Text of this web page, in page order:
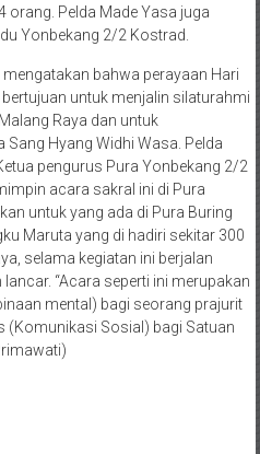
orang. Pelda Made Yasa juga
Yonbekang 2/2 Kostrad.
bahwa perayaan Hari
untuk menjalin silaturahmi
Raya dan untuk
Sang Hyang Widhi Wasa. Pelda
pengurus Pura Yonbekang 2/2
acara sakral ini di Pura
untuk yang ada di Pura Buring
Maruta yang di hadiri sekitar 300
selama kegiatan ini berjalan
“Acara seperti ini merupakan
mental) bagi seorang prajurit
Sosial) bagi Satuan